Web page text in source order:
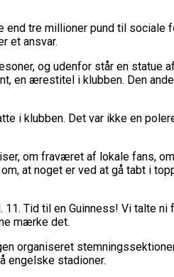
tre millioner pund til sociale
et ansvar.
og udenfor står en statue
en ærestitel i klubben. Den
i klubben. Det var ikke en
om fraværet af lokale fans,
at noget er ved at gå tabt i
Tid til en Guinness! Vi talte
mærke det.
organiseret
engelske stadioner.